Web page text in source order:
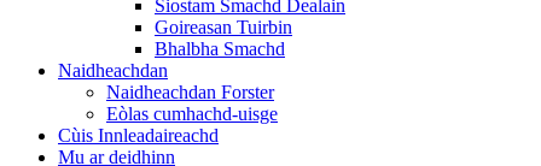
Siostam Smachd Dealain
Goireasan Tuirbin
Bhalbha Smachd
Naidheachdan
Naidheachdan Forster
Eòlas cumhachd-uisge
Cùis Innleadaireachd
Mu ar deidhinn